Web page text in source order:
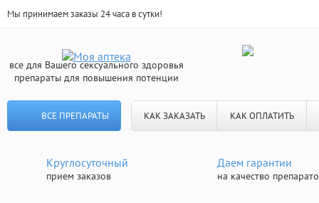
Мы принимаем заказы 24 часа в сутки!
все для Вашего сексуального здоровья
препараты для повышения потенции
ВСЕ ПРЕПАРАТЫ КАК ЗАКАЗАТЬ КАК ОПЛАТИТЬ
Круглосуточный
прием заказов
Даем гарантии
на качество